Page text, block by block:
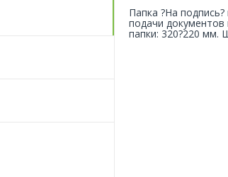
Папка ?На
подачи
папки: 320?220 мм.